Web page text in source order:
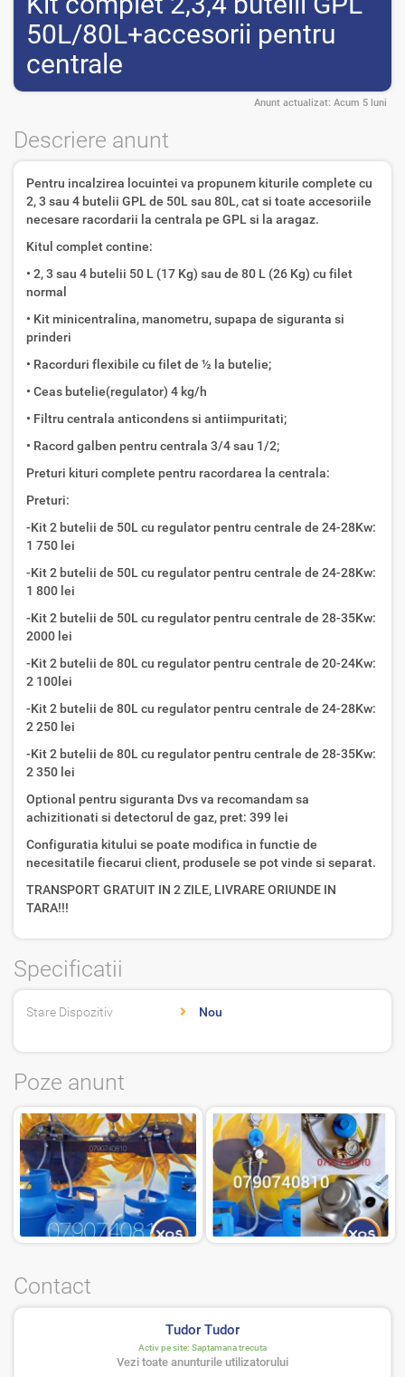
50L/80L+accesorii pentru
centrale
Anunt actualizat: Acum 5 luni
Descriere anunt
Pentru incalzirea locuintei va propunem kiturile complete cu
2, 3 sau 4 butelii GPL de 50L sau 80L, cat si toate accesoriile
necesare racordarii la centrala pe GPL si la aragaz.
Kitul complet contine:
• 2, 3 sau 4 butelii 50 L (17 Kg) sau de 80 L (26 Kg) cu filet
normal
• Kit minicentralina, manometru, supapa de siguranta si
prinderi
• Racorduri flexibile cu filet de ½ la butelie;
• Ceas butelie(regulator) 4 kg/h
• Filtru centrala anticondens si antiimpuritati;
• Racord galben pentru centrala 3/4 sau 1/2;
Preturi kituri complete pentru racordarea la centrala:
Preturi:
-Kit 2 butelii de 50L cu regulator pentru centrale de 24-28Kw:
1 750 lei
-Kit 2 butelii de 50L cu regulator pentru centrale de 24-28Kw:
1 800 lei
-Kit 2 butelii de 50L cu regulator pentru centrale de 28-35Kw:
2000 lei
-Kit 2 butelii de 80L cu regulator pentru centrale de 20-24Kw:
2 100lei
-Kit 2 butelii de 80L cu regulator pentru centrale de 24-28Kw:
2 250 lei
-Kit 2 butelii de 80L cu regulator pentru centrale de 28-35Kw:
2 350 lei
Optional pentru siguranta Dvs va recomandam sa
achizitionati si detectorul de gaz, pret: 399 lei
Configuratia kitului se poate modifica in functie de
necesitatile fiecarui client, produsele se pot vinde si separat.
TRANSPORT GRATUIT IN 2 ZILE, LIVRARE ORIUNDE IN
TARA!!!
Specificatii
Stare Dispozitiv Nou
Poze anunt
Contact
Tudor Tudor
Activ pe site: Saptamana trecuta
Vezi toate anunturile utilizatorului